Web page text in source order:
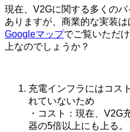
現在、V2Gに関する多くの
ありますが、商業的な実装
Googleマップでご覧いただ
上なのでしょうか？
充電インフラにはコス
れていないため
・コスト：現在、V2G
器の5倍以上にも上る。